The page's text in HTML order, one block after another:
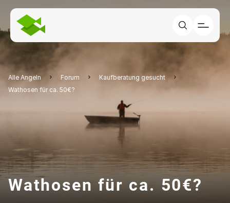
Alle Angeln Forum
Kaufberatung gesucht
Wathosen für ca. 50€?
Wathosen für ca. 50€?